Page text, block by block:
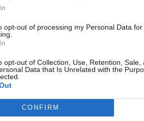
opt-out of processing my Personal Data for
opt-out of Collection, Use, Retention, Sale,
Data that Is Unrelated with the
CONFIRM
ρυθμίσεων στην περιφέρειά
Τεχνική Έκθεση επί της
τοπική αρμοδιότητα :
Τμήματος Δωρίδος :
– Ερατεινή», το οποίο ορίζεται